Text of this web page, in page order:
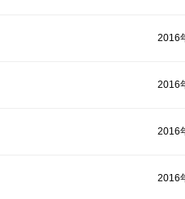
2016
2016
2016
2016